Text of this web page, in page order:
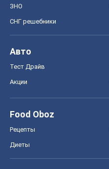
ЗНО
СНГ решебники
Авто
Тест Драйв
Акции
Food Oboz
Рецепты
Диеты